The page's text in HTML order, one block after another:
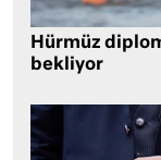
Hürmüz
bekliyor